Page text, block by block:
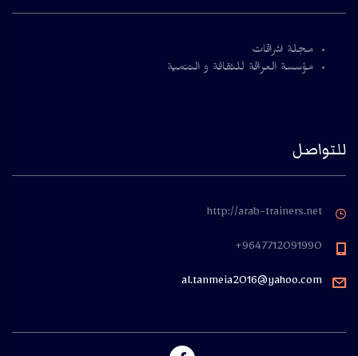
مجلة اشراقات
مؤسسة العراقة للثقافة و التنمية
للتواصل
http://arab-trainers.net
9647712091990+
al.tanmeia2016@yahoo.com